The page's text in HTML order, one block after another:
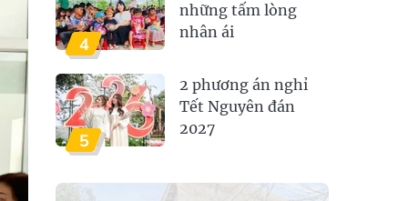
4
những tấm lòng
nhân ái
5
2 phương án nghỉ
Tết Nguyên đán
2027